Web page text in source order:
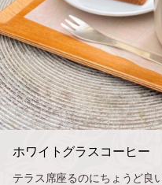
ホワイトグラスコーヒー
テラス席座るのにちょうど良